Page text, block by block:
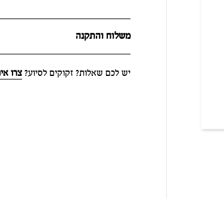
משלוח והתקנה
יש לכם שאלות? זקוקים לסיוע? צרו